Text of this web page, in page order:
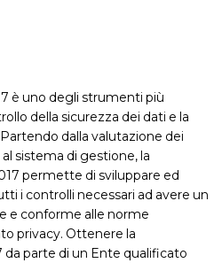
è uno degli strumenti più
della sicurezza dei dati e la
dalla valutazione dei
sistema di gestione, la
permette di sviluppare ed
i controlli necessari ad avere un
e conforme alle norme
privacy. Ottenere la
parte di un Ente qualificato